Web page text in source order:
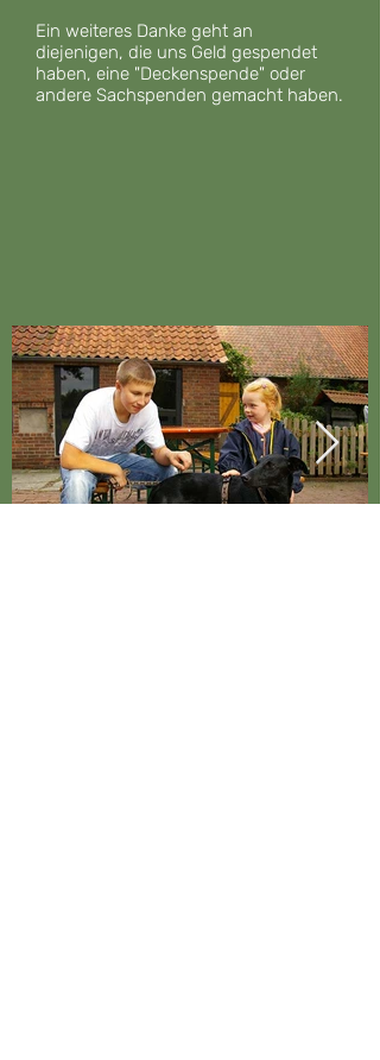
Ein weiteres Danke geht an
diejenigen, die uns Geld gespendet
haben, eine "Deckenspende" oder
andere Sachspenden gemacht haben.